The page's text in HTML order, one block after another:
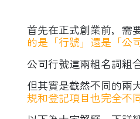
首先在正式創業前，需
的是「行號」還是「公司
公司行號這兩組名詞組
但其實是截然不同的兩
規和登記項目也完全不